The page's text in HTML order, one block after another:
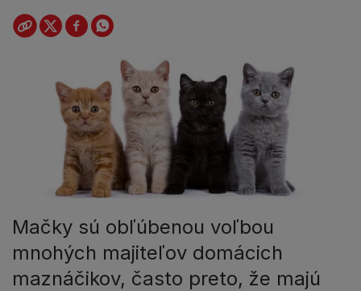
Mačky sú obľúbenou voľbou
mnohých majiteľov domácich
maznáčikov, často preto, že majú